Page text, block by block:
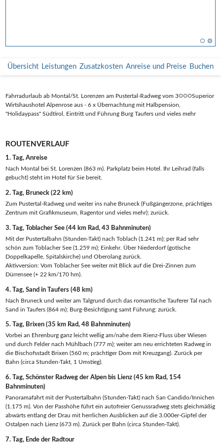
Übersicht Leistungen Zusatzkosten Anreise und Preise Buchen
Fahrradurlaub ab Montal/St. Lorenzen am Pustertal-Radweg vom 3☼☼☼Superior
Wirtshaushotel Alpenrose aus - 6 x Übernachtung mit Halbpension,
"Holidaypass" Südtirol, Eintritt und Führung Burg Taufers und vieles mehr
ROUTENVERLAUF
1. Tag, Anreise
Nach Montal bei St. Lorenzen (863 m). Parkplatz beim Hotel. Ihr Leihrad (falls
gebucht) steht im Hotel für Sie bereit.
2. Tag, Bruneck (22 km)
Zum Pustertal-Radweg und weiter ins nahe Bruneck (Fußgängerzone, prächtiges
Zentrum mit Grafikmuseum, Ragentor und vieles mehr); zurück.
3. Tag, Toblacher See (44 km Rad, 43 Bahnminuten)
Mit der Pustertalbahn (Stunden-Takt) nach Toblach (1.241 m); per Rad sehr
schön zum Toblacher See (1.259 m); Einkehr. Über Niederdorf (gotische
Doppelkapelle, Spitalskirche) und Oberolang zurück.
Aktivversion: Vom Toblacher See weiter mit Blick auf die Drei-Zinnen zum
Dürrensee (+ 22 km/170 hm).
4. Tag, Sand in Taufers (48 km)
Nach Bruneck und weiter am Talgrund durch das romantische Tauferer Tal nach
Sand in Taufers (864 m); Burg-Besichtigung samt Führung; zurück.
5. Tag, Brixen (35 km Rad, 48 Bahnminuten)
Vorbei an Ehrenburg ganz leicht wellig am/nahe dem Rienz-Fluss über Wiesen
und durch Felder nach Mühlbach (777 m); weiter am neu errichteten Radweg in
die Bischofsstadt Brixen (560 m; prächtiger Dom mit Kreuzgang). Zurück per
Bahn (circa Stunden-Takt, 1 Umstieg).
6. Tag, Schönster Radweg der Alpen bis Lienz (45 km Rad, 154
Bahnminuten)
Panoramafahrt mit der Pustertalbahn (Stunden-Takt) nach San Candido/Innichen
(1.175 m). Von der Passhöhe führt ein autofreier Genussradweg stets gleichmäßig
abwärts entlang der Drau mit herrlichen Ausblicken auf die 3.000er-Gipfel der
Ostalpen nach Lienz (673 m). Zurück per Bahn (circa Stunden-Takt).
7. Tag, Ende der Radtour